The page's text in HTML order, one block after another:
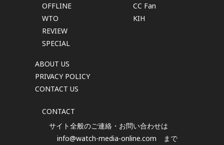
OFFLINE
WTO
REVIEW
SPECIAL
ABOUT US
PRIVACY POLICY
CONTACT US
CC Fan
KIH
CONTACT
サイト全般のご連絡・お問い合わせは
info@watch-media-online.com まで